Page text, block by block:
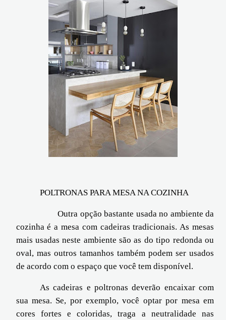
POLTRONAS PARA MESA NA COZINHA
Outra opção bastante usada no ambiente da
cozinha é a mesa com cadeiras tradicionais. As mesas
mais usadas neste ambiente são as do tipo redonda ou
oval, mas outros tamanhos também podem ser usados
de acordo com o espaço que você tem disponível.
As cadeiras e poltronas deverão encaixar com
sua mesa. Se, por exemplo, você optar por mesa em
cores fortes e coloridas, traga a neutralidade nas